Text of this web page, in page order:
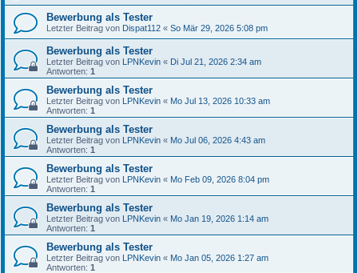
Bewerbung als Tester
Letzter Beitrag von Dispat112 « So Mär 29, 2026 5:08 pm
Bewerbung als Tester
Letzter Beitrag von LPNKevin « Di Jul 21, 2026 2:34 am
Antworten: 1
Bewerbung als Tester
Letzter Beitrag von LPNKevin « Mo Jul 13, 2026 10:33 am
Antworten: 1
Bewerbung als Tester
Letzter Beitrag von LPNKevin « Mo Jul 06, 2026 4:43 am
Antworten: 1
Bewerbung als Tester
Letzter Beitrag von LPNKevin « Mo Feb 09, 2026 8:04 pm
Antworten: 1
Bewerbung als Tester
Letzter Beitrag von LPNKevin « Mo Jan 19, 2026 1:14 am
Antworten: 1
Bewerbung als Tester
Letzter Beitrag von LPNKevin « Mo Jan 05, 2026 1:27 am
Antworten: 1